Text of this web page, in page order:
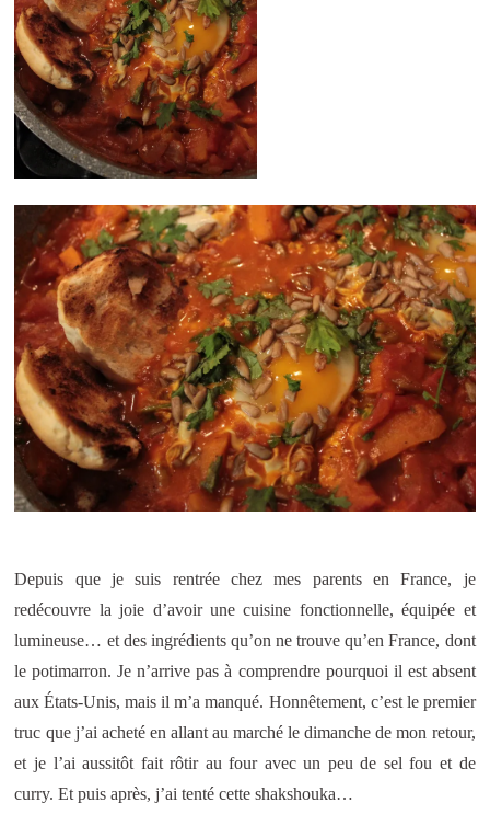
Depuis que je suis rentrée chez mes parents en France, je
redécouvre la joie d’avoir une cuisine fonctionnelle, équipée et
lumineuse… et des ingrédients qu’on ne trouve qu’en France, dont
le potimarron. Je n’arrive pas à comprendre pourquoi il est absent
aux États-Unis, mais il m’a manqué. Honnêtement, c’est le premier
truc que j’ai acheté en allant au marché le dimanche de mon retour,
et je l’ai aussitôt fait rôtir au four avec un peu de sel fou et de
curry. Et puis après, j’ai tenté cette shakshouka…